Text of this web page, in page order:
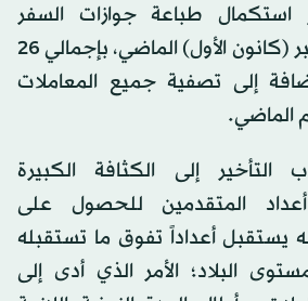
طباعة جوازات السفر
الخاصة بشهر ديسمبر (كانون الأول) الماضي، بإجمالي 26
جوازاً، إضافة إلى تصفية جميع المعاملات
الماضي.
التأخير إلى الكثافة الكبيرة
أعداد المتقدمين للحصول على
يستقبل أعداداً تفوق ما تستقبله
البلاد؛ الأمر الذي أدى إلى